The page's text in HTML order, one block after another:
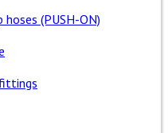
(PUSH-ON)